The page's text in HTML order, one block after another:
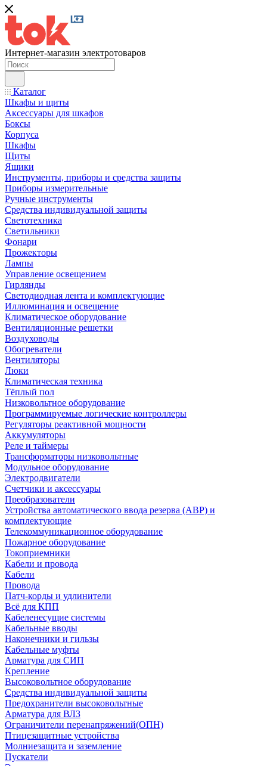
Интернет-магазин электротоваров
Каталог
Шкафы и щиты
Аксессуары для шкафов
Боксы
Корпуса
Шкафы
Щиты
Ящики
Инструменты, приборы и средства защиты
Приборы измерительные
Ручные инструменты
Средства индивидуальной защиты
Светотехника
Светильники
Фонари
Прожекторы
Лампы
Управление освещением
Гирлянды
Светодиодная лента и комплектующие
Иллюминация и освещение
Климатическое оборудование
Вентиляционные решетки
Воздуховоды
Обогреватели
Вентиляторы
Люки
Климатическая техника
Тёплый пол
Низковольтное оборудование
Программируемые логические контроллеры
Регуляторы реактивной мощности
Аккумуляторы
Реле и таймеры
Трансформаторы низковольтные
Модульное оборудование
Электродвигатели
Счетчики и аксессуары
Преобразователи
Устройства автоматического ввода резерва (АВР) и
комплектующие
Телекоммуникационное оборудование
Пожарное оборудование
Токоприемники
Кабели и провода
Кабели
Провода
Патч-корды и удлинители
Всё для КПП
Кабеленесущие системы
Кабельные вводы
Наконечники и гильзы
Кабельные муфты
Арматура для СИП
Крепление
Высоковольтное оборудование
Средства индивидуальной защиты
Предохранители высоковольтные
Арматура для ВЛЗ
Ограничители перенапряжений(ОПН)
Птицезащитные устройства
Молниезащита и заземление
Пускатели